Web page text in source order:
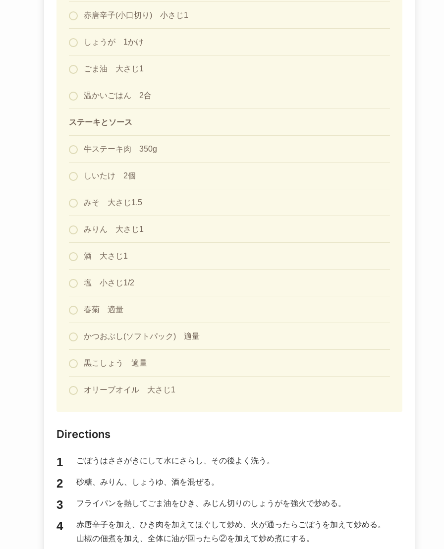
赤唐辛子(小口切り) 小さじ1
しょうが 1かけ
ごま油 大さじ1
温かいごはん 2合
ステーキとソース
牛ステーキ肉 350g
しいたけ 2個
みそ 大さじ1.5
みりん 大さじ1
酒 大さじ1
塩 小さじ1/2
春菊 適量
かつおぶし(ソフトパック) 適量
黒こしょう 適量
オリーブオイル 大さじ1
Directions
ごぼうはささがきにして水にさらし、その後よく洗う。
砂糖、みりん、しょうゆ、酒を混ぜる。
フライパンを熱してごま油をひき、みじん切りのしょうがを強火で炒める。
赤唐辛子を加え、ひき肉を加えてほぐして炒め、火が通ったらごぼうを加えて炒める。
山椒の佃煮を加え、全体に油が回ったら②を加えて炒め煮にする。